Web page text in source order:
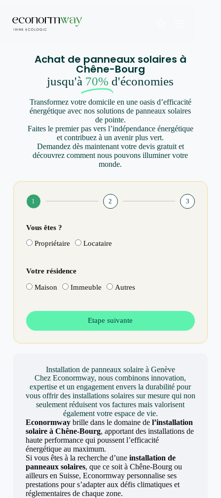
Achat de panneaux solaires à
Chêne-Bourg
jusqu'à 70% d'économies
Transformez votre domicile en une oasis d’efficacité
énergétique avec nos solutions de panneaux solaires
de pointe.
Faites le premier pas vers l’indépendance énergétique
et contribuez à un avenir plus vert.
Demandez dès maintenant votre devis gratuit et
découvrez comment nous pouvons illuminer votre
monde.
1 2 3
Vous êtes ?
Propriétaire Locataire
Votre résidence
Maison Immeuble Autres
Etape suivante
Installation de panneaux solaire à Genève
Chez Econormway, nous combinons innovation,
expertise et un engagement envers la durabilité pour
vous offrir des installations solaires sur mesure qui non
seulement réduisent vos factures mais valorisent
également votre espace de vie.
Econormwaybrille dans le domaine de l’installation
solaire à Chêne-Bourg, apportant des installations de
haute performance qui poussent l’efficacité
énergétique au maximum.
Si vous êtes à la recherche d’une installation de
panneaux solaires, que ce soit à Chêne-Bourg ou
ailleurs en Suisse, Econormway personnalise ses
prestations pour s’adapter aux défis climatiques et
réglementaires de chaque zone.